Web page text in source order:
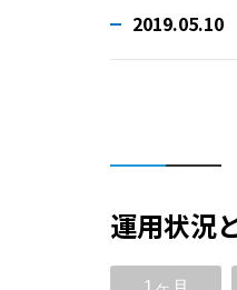
2019.05.10
運用状況